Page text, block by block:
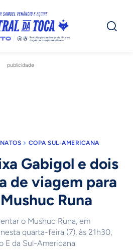
publicidade
COPA SUL-AMERICANA
Gabigol e dois
de viagem para
Runa
o Mushuc Runa, em
quarta-feira (7), às 21h30,
E da Sul-Americana